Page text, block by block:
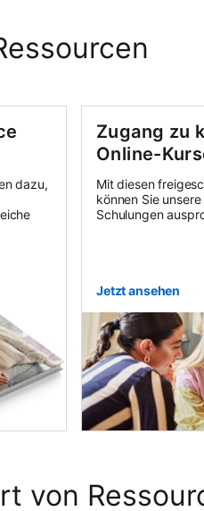
dazu,
Zugang zu
Online-
Mit diesen
können Sie
Schulungen
Jetzt ansehen
von